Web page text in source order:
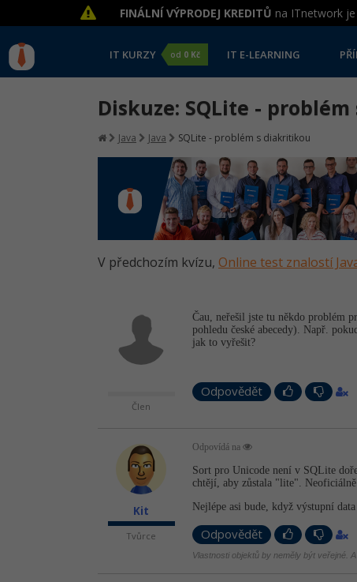
FINÁLNÍ VÝPRODEJ KREDITŮ na ITnetwork
IT KURZY od 0 Kč IT E-LEARNING
Diskuze: SQLite -
Java Java SQLite - problém s diakritikou
V předchozím kvízu, Online test znalostí
Člen
Čau, neřešil jste tu někdo problém
pohledu české abecedy). Např.
jak to vyřešit?
Odpovědět
Kit
Tvůrce
Odpovídá na
Sort pro Unicode není v SQLite
chtějí, aby zůstala "lite". Neoficiálně
Nejlépe asi bude, když výstupní
Odpovědět
Vlastnosti objektů by neměly být veřejné.